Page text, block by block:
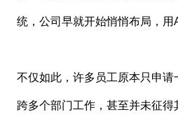
统，公司早就开始悄悄布局，用
不仅如此，许多员工原本只申
跨多个部门工作，甚至并未征得